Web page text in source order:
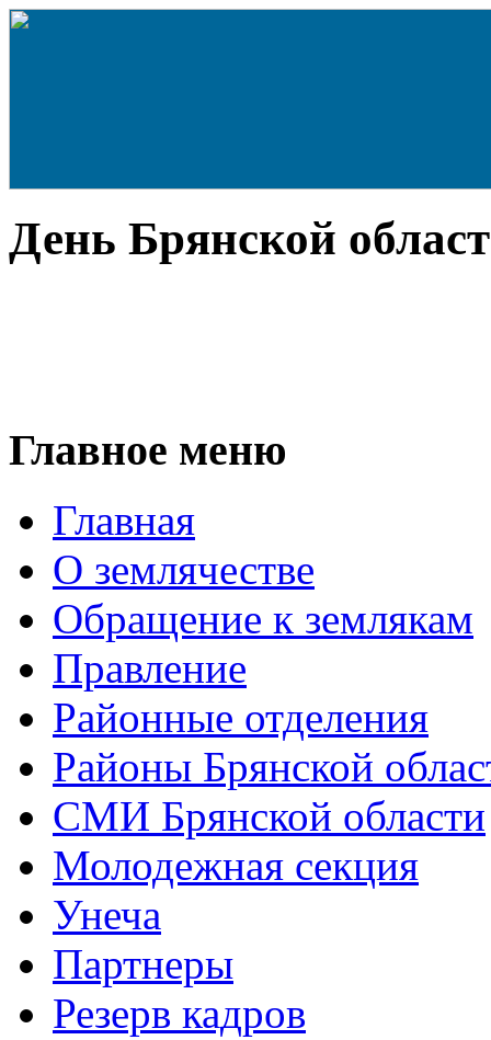
День Брянской
Главное меню
Главная
О землячестве
Обращение к землякам
Правление
Районные отделения
Районы Брянской
СМИ Брянской области
Молодежная секция
Унеча
Партнеры
Резерв кадров